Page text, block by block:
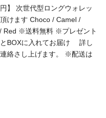
】 次世代型ロングウォレッ
けます Choco / Camel /
Red ※送料無料 ※プレゼント
とBOXに入れてお届け 詳し
絡さし上げます。 ※配送は